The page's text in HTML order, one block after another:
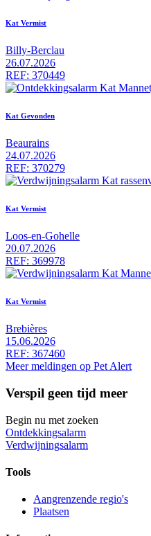
Kat Vermist
Billy-Berclau
26.07.2026
REF: 370449
Kat Gevonden
Beaurains
24.07.2026
REF: 370279
Kat Vermist
Loos-en-Gohelle
20.07.2026
REF: 369978
Kat Vermist
Brebières
15.06.2026
REF: 367460
Meer meldingen op Pet Alert
Verspil geen tijd meer
Begin nu met zoeken
Ontdekkingsalarm
Verdwijningsalarm
Tools
Aangrenzende regio's
Plaatsen